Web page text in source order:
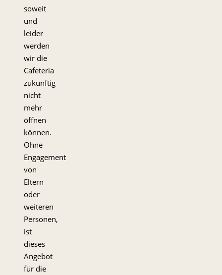
soweit
und
leider
werden
wir die
Cafeteria
zukünftig
nicht
mehr
öffnen
können.
Ohne
Engagement
von
Eltern
oder
weiteren
Personen,
ist
dieses
Angebot
für die